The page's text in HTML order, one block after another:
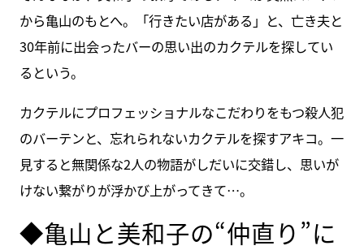
から亀山のもとへ。「行きたい店がある」と、亡き夫と
30年前に出会ったバーの思い出のカクテルを探してい
るという。
カクテルにプロフェッショナルなこだわりをもつ殺人犯
のバーテンと、忘れられないカクテルを探すアキコ。一
見すると無関係な2人の物語がしだいに交錯し、思いが
けない繋がりが浮かび上がってきて…。
◆亀山と美和子の“仲直り”に